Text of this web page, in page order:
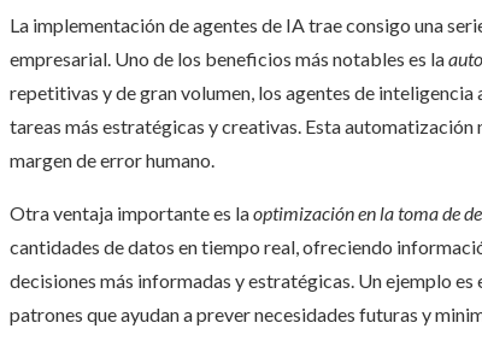
La implementación de agentes de IA trae consigo una
empresarial. Uno de los beneficios más notables es la
repetitivas y de gran volumen, los agentes de
tareas más estratégicas y creativas. Esta
margen de error humano.
Otra ventaja importante es laoptimización en la toma de
cantidades de datos en tiempo real, ofreciendo
decisiones más informadas y estratégicas. Un ejemplo
patrones que ayudan a prever necesidades futuras y